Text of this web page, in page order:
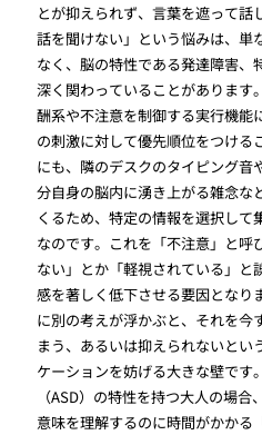
とが抑えられず、言葉を遮って
話を聞けない」という悩みは、単
なく、脳の特性である発達障害、
深く関わっていることがあります
酬系や不注意を制御する実行機能
の刺激に対して優先順位をつけ
にも、隣のデスクのタイピング音
分自身の脳内に湧き上がる雑念な
くるため、特定の情報を選択し
なのです。これを「不注意」と
ない」とか「軽視されている」と
感を著しく低下させる要因となり
に別の考えが浮かぶと、それを今
まう、あるいは抑えられないと
ケーションを妨げる大きな壁です
（ASD）の特性を持つ大人の場
意味を理解するのに時間がかかる